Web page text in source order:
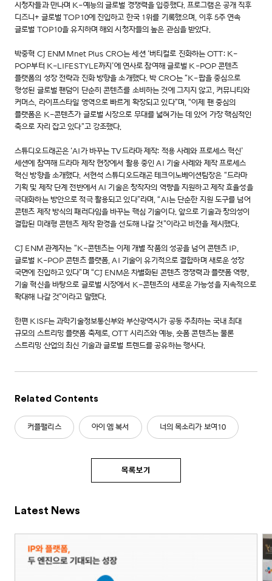
시청자들과 만나며 K-예능의 글로벌 경쟁력을 입증했다. 프로그램은 공개 직후
디즈니+ 글로벌 TOP10에 진입하고 한국 1위를 기록했으며, 이후 5주 연속
글로벌 TOP10을 유지하며 해외 시청자들의 높은 관심을 받았다.
박중혁 CJ ENM Mnet Plus CRO는 세션 ‘버티컬로 진화하는 OTT: K-
POP부터 K-LIFESTYLE까지’에 연사로 참여해 글로벌 K-POP 콘텐츠
플랫폼의 성장 전략과 진화 방향을 소개했다. 박 CRO는 “K-팝을 중심으로
형성된 글로벌 팬덤이 단순히 콘텐츠를 소비하는 것에 그치지 않고, 커뮤니티와
커머스, 라이프스타일 영역으로 빠르게 확장되고 있다”며, “이제 팬 중심의
플랫폼은 K-콘텐츠가 글로벌 시장으로 무대를 넓혀가는 데 있어 가장 핵심적인
축으로 자리 잡고 있다”고 강조했다.
스튜디오드래곤은 ‘AI가 바꾸는 TV드라마 제작: 적용 사례와 프로세스 혁신’
세션에 참여해 드라마 제작 현장에서 활용 중인 AI 기술 사례와 제작 프로세스
혁신 방향을 소개했다. 서현석 스튜디오드래곤 테크이노베이션팀장은 “드라마
기획 및 제작 단계 전반에서 AI 기술은 창작자의 역량을 지원하고 제작 효율성을
극대화하는 방안으로 적극 활용되고 있다”라며, “AI는 단순한 지원 도구를 넘어
콘텐츠 제작 방식의 패러다임을 바꾸는 핵심 기술이다. 앞으로 기술과 창의성이
결합된 미래형 콘텐츠 제작 환경을 선도해 나갈 것”이라고 비전을 제시했다.
CJ ENM 관계자는 “K-콘텐츠는 이제 개별 작품의 성공을 넘어 콘텐츠 IP,
글로벌 K-POP 콘텐츠 플랫폼, AI 기술이 유기적으로 결합하며 새로운 성장
국면에 진입하고 있다”며 “CJ ENM은 차별화된 콘텐츠 경쟁력과 플랫폼 역량,
기술 혁신을 바탕으로 글로벌 시장에서 K-콘텐츠의 새로운 가능성을 지속적으로
확대해 나갈 것”이라고 말했다.
한편 KISF는 과학기술정보통신부와 부산광역시가 공동 주최하는 국내 최대
규모의 스트리밍 플랫폼 축제로, OTT 시리즈와 예능, 숏폼 콘텐츠는 물론
스트리밍 산업의 최신 기술과 글로벌 트렌드를 공유하는 행사다.
Related Contents
커플팰리스 아이 엠 복서 너의 목소리가 보여10
목록보기
Latest News